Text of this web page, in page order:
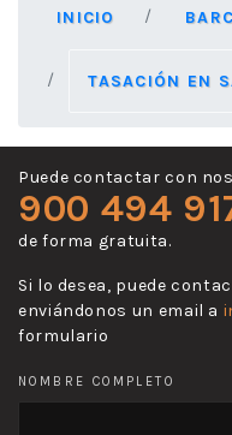
INICIO
TASACIÓN EN
Puede contactar con
900 494
de forma gratuita.
Si lo desea, puede
enviándonos un email a
formulario
NOMBRE COMPLETO